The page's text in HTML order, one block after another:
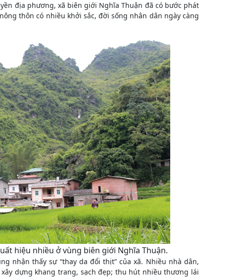
địa phương, xã biên giới Nghĩa Thuận đã có bước phát
thôn có nhiều khởi sắc, đời sống nhân dân ngày càng
hiệu nhiều ở vùng biên giới Nghĩa Thuận.
nhận thấy sự “thay da đổi thịt” của xã. Nhiều nhà dân,
dựng khang trang, sạch đẹp; thu hút nhiều thương lái